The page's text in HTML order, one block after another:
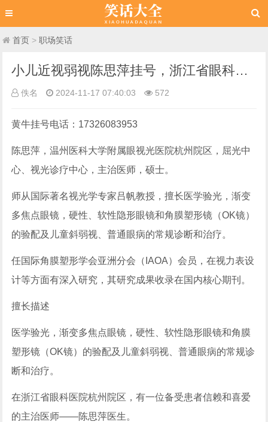
首页 >职场笑话
小儿近视弱视陈思萍挂号，浙江省眼科医院陈思萍预约挂号，关爱眼睛健康，享受美好生活吧
佚名 2024-11-17 07:40:03 572
黄牛挂号电话：17326083953
陈思萍，温州医科大学附属眼视光医院杭州院区，屈光中
心、视光诊疗中心，主治医师，硕士。
师从国际著名视光学专家吕帆教授，擅长医学验光，渐变
多焦点眼镜，硬性、软性隐形眼镜和角膜塑形镜（OK镜）
的验配及儿童斜弱视、普通眼病的常规诊断和治疗。
任国际角膜塑形学会亚洲分会（IAOA）会员，在视力表设
计等方面有深入研究，其研究成果收录在国内核心期刊。
擅长描述
医学验光，渐变多焦点眼镜，硬性、软性隐形眼镜和角膜
塑形镜（OK镜）的验配及儿童斜弱视、普通眼病的常规诊
断和治疗。
在浙江省眼科医院杭州院区，有一位备受患者信赖和喜爱
的主治医师——陈思萍医生。